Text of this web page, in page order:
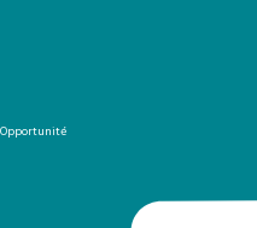
Opportunité